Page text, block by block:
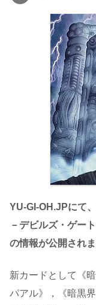
YU-GI-OH.JPにて
－デビルズ・ゲー
の情報が公開されま
新カードとして《
パアル》，《暗黒